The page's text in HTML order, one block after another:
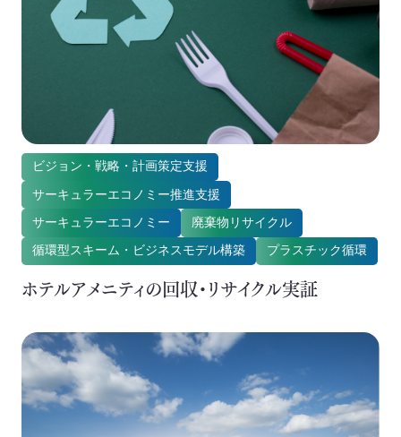
ビジョン・戦略・計画策定支援
サーキュラーエコノミー推進支援
サーキュラーエコノミー
廃棄物リサイクル
循環型スキーム・ビジネスモデル構築
プラスチック循環
ホテルアメニティの回収・リサイクル実証